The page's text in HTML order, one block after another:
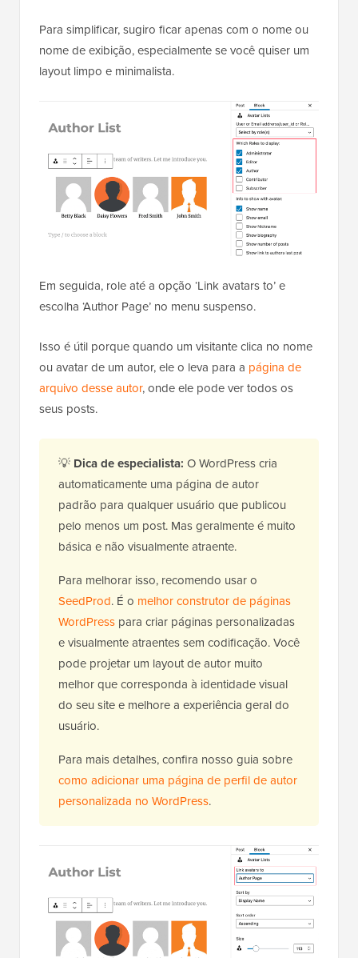
Para simplificar, sugiro ficar apenas com o nome ou
nome de exibição, especialmente se você quiser um
layout limpo e minimalista.
Em seguida, role até a opção ‘Link avatars to’ e
escolha ‘Author Page’ no menu suspenso.
Isso é útil porque quando um visitante clica no nome
ou avatar de um autor, ele o leva para a página de
arquivo desse autor, onde ele pode ver todos os
seus posts.
💡 Dica de especialista: O WordPress cria
automaticamente uma página de autor
padrão para qualquer usuário que publicou
pelo menos um post. Mas geralmente é muito
básica e não visualmente atraente.
Para melhorar isso, recomendo usar o
SeedProd. É o melhor construtor de páginas
WordPress para criar páginas personalizadas
e visualmente atraentes sem codificação. Você
pode projetar um layout de autor muito
melhor que corresponda à identidade visual
do seu site e melhore a experiência geral do
usuário.
Para mais detalhes, confira nosso guia sobre
como adicionar uma página de perfil de autor
personalizada no WordPress.